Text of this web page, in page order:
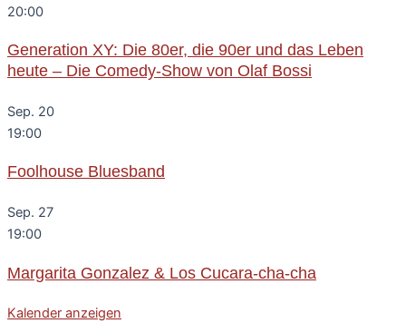
20:00
Generation XY: Die 80er, die 90er und das Leben
heute – Die Comedy-Show von Olaf Bossi
Sep. 20
19:00
Foolhouse Bluesband
Sep. 27
19:00
Margarita Gonzalez & Los Cucara-cha-cha
Kalender anzeigen